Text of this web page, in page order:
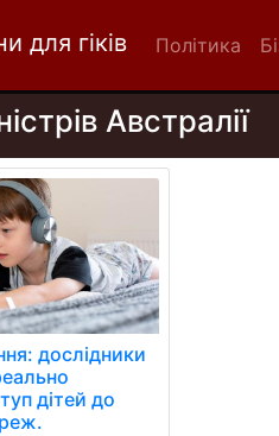
для гіків Політика
Австралії
дослідники
дітей до